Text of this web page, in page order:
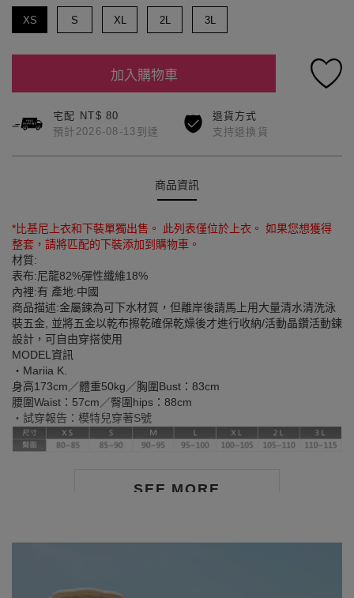
XS S XL 2L 3L
加入購物車
宅配 NT$ 80
預計2026-08-13到達
退貨方式
支持退換貨
商品資訊
SEE MORE
*比基尼上衣和下裝單獨出售。 此列表僅位於上衣。 如果您想獲得
整套，請將匹配的下裝添加到購物車。
材質:
表布:尼龍82%彈性纖維18%
內裡:有 產地:中國
商品描述:金屬鍊為可下水材質，但離岸後請馬上用大量清水清洗泳
裝五金, 並將五金以乾布擦乾確保乾燥後才進行收納/活動晶鑽活動鍊
設計，可自由穿搭使用
MODEL資訊
‧Mariia K.
身高173cm／體重50kg／胸圍Bust：83cm
腰圍Waist：57cm／臀圍hips：88cm
‧試穿報告：模特兒穿著S號